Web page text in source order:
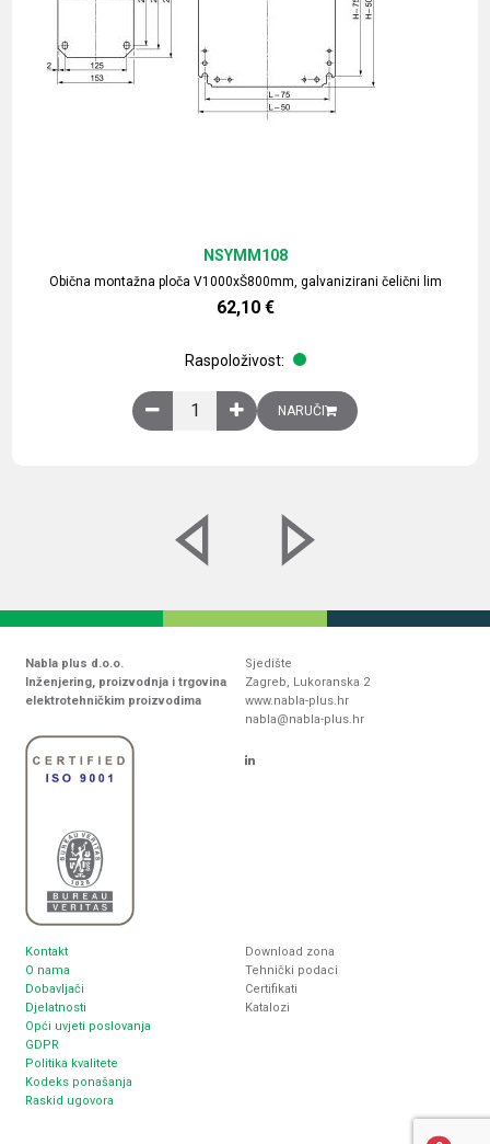
Obična montažna ploča V1000xŠ800mm, galvanizirani čelični lim
NSYMM108
62,10 €
Raspoloživost:
Obična montažna ploča V1000xŠ800mm,
NARUČI
Nabla plus d.o.o.
Inženjering, proizvodnja i trgovina
elektrotehničkim proizvodima
Sjedište
Zagreb, Lukoranska 2
www.nabla-plus.hr
nabla@nabla-plus.hr
Kontakt
O nama
Dobavljači
Djelatnosti
Opći uvjeti poslovanja
GDPR
Politika kvalitete
Kodeks ponašanja
Raskid ugovora
Download zona
Tehnički podaci
Certifikati
Katalozi